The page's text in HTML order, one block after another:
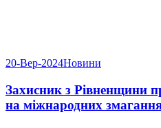
20-Вер-2024Новини
Захисник з Рівненщини
на міжнародних